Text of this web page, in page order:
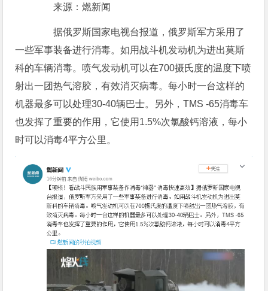
来源：燃新闻
据俄罗斯国家电视台报道，俄罗斯军方采用了
一些军事装备进行消毒。如用战斗机发动机为进出莫斯
科的车辆消毒。喷气发动机可以在700摄氏度的温度下喷
射出一团热气溶胶，有效消灭病毒。每小时一台这样的
机器最多可以处理30-40辆巴士。另外，TMS -65消毒车
也发挥了重要的作用，它使用1.5%次氯酸钙溶液，每小
时可以消毒4平方公里。